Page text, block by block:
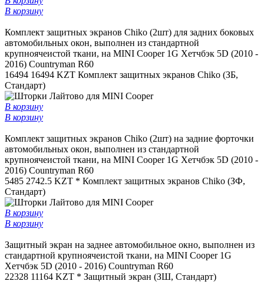
В корзину
Комплект защитных экранов Chiko (2шт) для задних боковых
автомобильных окон, выполнен из стандартной
крупноячеистой ткани, на MINI Cooper 1G Хетчбэк 5D (2010 -
2016) Countryman R60
16494 16494 KZT Комплект защитных экранов Chiko (ЗБ,
Стандарт)
В корзину
В корзину
Комплект защитных экранов Chiko (2шт) на задние форточки
автомобильных окон, выполнен из стандартной
крупноячеистой ткани, на MINI Cooper 1G Хетчбэк 5D (2010 -
2016) Countryman R60
5485 2742.5 KZT * Комплект защитных экранов Chiko (ЗФ,
Стандарт)
В корзину
В корзину
Защитный экран на заднее автомобильное окно, выполнен из
стандартной крупноячеистой ткани, на MINI Cooper 1G
Хетчбэк 5D (2010 - 2016) Countryman R60
22328 11164 KZT * Защитный экран (ЗШ, Стандарт)